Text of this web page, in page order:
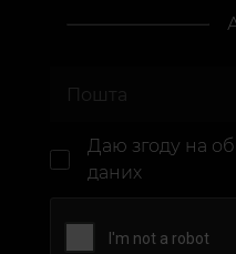
Даю згоду на
даних